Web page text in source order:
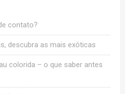
contato?
descubra as mais exóticas
colorida – o que saber antes